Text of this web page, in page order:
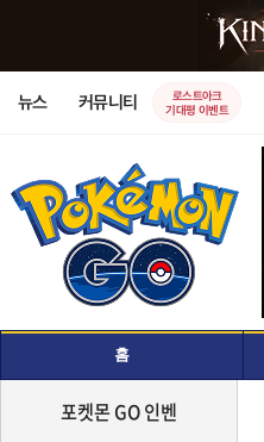
뉴스 커뮤니티
로스트아크
기대평 이벤트
홈
포켓몬 GO 인벤